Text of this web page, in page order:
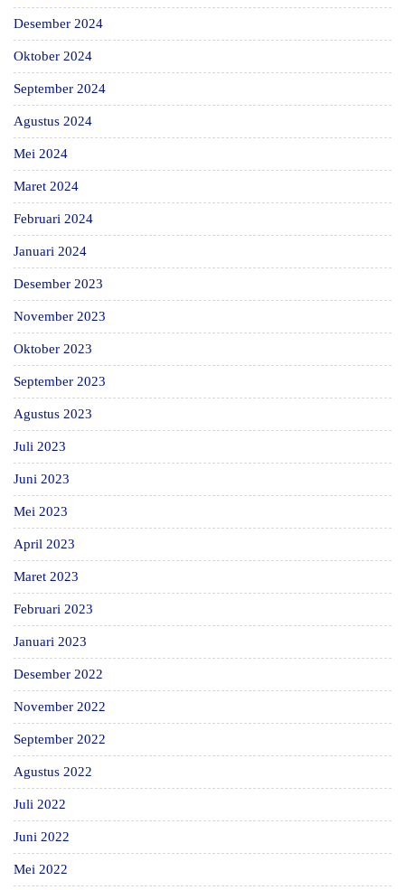
Desember 2024
Oktober 2024
September 2024
Agustus 2024
Mei 2024
Maret 2024
Februari 2024
Januari 2024
Desember 2023
November 2023
Oktober 2023
September 2023
Agustus 2023
Juli 2023
Juni 2023
Mei 2023
April 2023
Maret 2023
Februari 2023
Januari 2023
Desember 2022
November 2022
September 2022
Agustus 2022
Juli 2022
Juni 2022
Mei 2022